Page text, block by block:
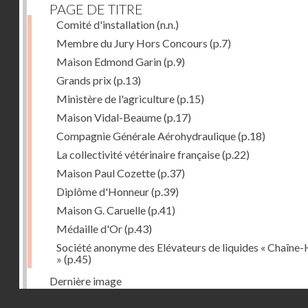
PAGE DE TITRE
Comité d'installation(n.n.)
Membre du Jury Hors Concours (p.7)
Maison Edmond Garin(p.9)
Grands prix(p.13)
Ministère de l'agriculture(p.15)
Maison Vidal-Beaume(p.17)
Compagnie Générale Aérohydraulique(p.18)
La collectivité vétérinaire française(p.22)
Maison Paul Cozette(p.37)
Diplôme d'Honneur(p.39)
Maison G. Caruelle(p.41)
Médaille d'Or(p.43)
Société anonyme des Elévateurs de liquides «
» (p.45)
Dernière image